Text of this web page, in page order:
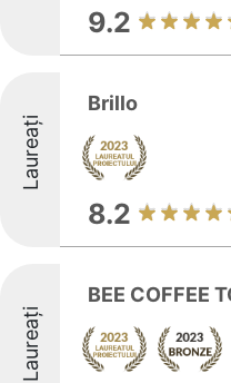
9.2
Laureați
Brillo
8.2
Laureați
BEE COFFEE